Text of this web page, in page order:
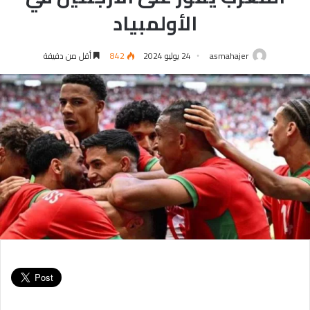
الأولمبياد
asmahajer 24 يوليو 2024 842 أقل من دقيقة